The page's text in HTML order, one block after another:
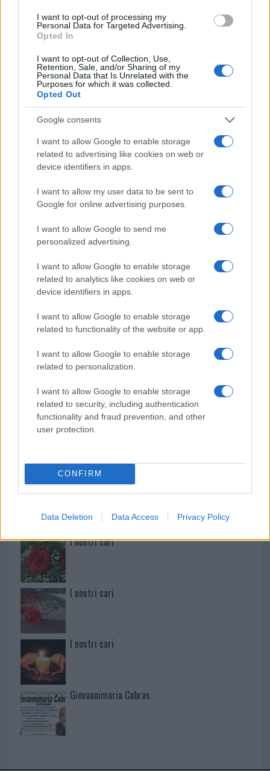
I want to opt-out of processing my
Personal Data for Targeted Advertising.
Opted In
I want to opt-out of Collection, Use,
Retention, Sale, and/or Sharing of my
Personal Data that Is Unrelated with the
Purposes for which it was collected.
Opted Out
Google consents
I want to allow Google to enable storage
related to advertising like cookies on web or
device identifiers in apps.
I want to allow my user data to be sent to
Google for online advertising purposes.
I want to allow Google to send me
personalized advertising.
I want to allow Google to enable storage
related to analytics like cookies on web or
device identifiers in apps.
I want to allow Google to enable storage
related to functionality of the website or app.
I want to allow Google to enable storage
related to personalization.
I want to allow Google to enable storage
related to security, including authentication
functionality and fraud prevention, and other
user protection.
CONFIRM
Data Deletion Data Access Privacy Policy
Olbia, stretta sulla sicurezza per il Red Valley
2026: tutti i divieti
Santa Teresa Gallura, nuove regole per la
raccolta differenziata
Festival al Romazzino
Arzachena
NECROLOGIE
Mario Malu
Martina Agostina Diturco
I nostri cari
I nostri cari
I nostri cari
Giovannimaria Cabras